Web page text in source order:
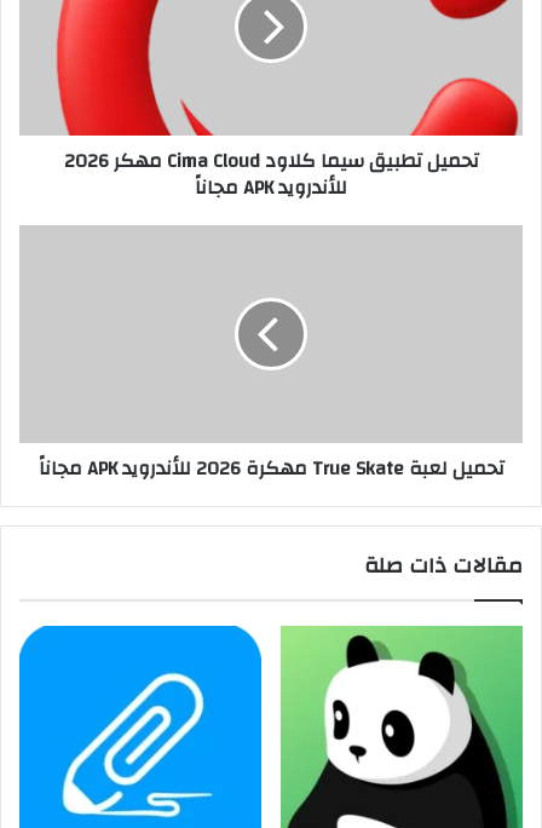
تحميل تطبيق سيما كلاود Cima Cloud مهكر 2026
للأندرويد APK مجاناً
تحميل لعبة True Skate مهكرة 2026 للأندرويد APK مجاناً
مقالات ذات صلة